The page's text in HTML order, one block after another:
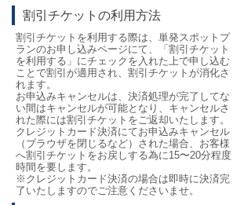
割引チケットの利用方法
割引チケットを利用する際は、単発スポットプ
ランのお申し込みページにて、「割引チケット
を利用する」にチェックを入れた上で申し込む
ことで割引が適用され、割引チケットが消化さ
れます。
お申込みキャンセルは、決済処理が完了してな
い間はキャンセルが可能となり、キャンセルさ
れた際には割引チケットをご返却いたします。
クレジットカード決済にてお申込みキャンセル
（ブラウザを閉じるなど）された場合、お客様
へ割引チケットをお戻しする為に15〜20分程度
時間を要します。
※クレジットカード決済の場合は即時に決済完
了いたしますのでご注意くださいませ。